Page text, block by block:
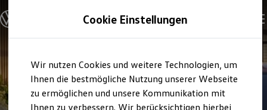
Hauptinhalt
springen
Footer
springen
Modelle und Konfigurator
Konfigurator
Modelle vergleichen
Elektroautos
ENERGY Sondermodelle
Nutzfahrzeuge
SUV und CUV
Cookie Einstellungen
Wir nutzen Cookies und weitere Technologien, um
Ihnen die bestmögliche Nutzung unserer Webseite
zu ermöglichen und unsere Kommunikation mit
Ihnen zu verbessern. Wir berücksichtigen hierbei